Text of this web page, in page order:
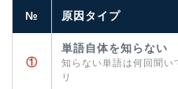
№ 原因タイプ
①
単語自体を知らない
知らない単語は何回聞い
リ